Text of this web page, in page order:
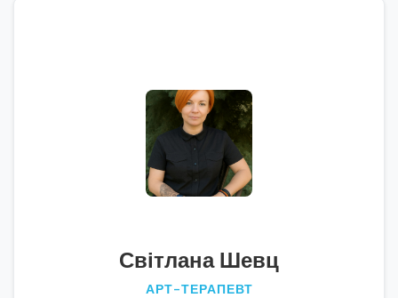
Світлана Шевц
АРТ-ТЕРАПЕВТ